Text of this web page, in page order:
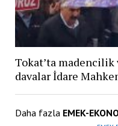
Tokat’ta
davalar İdare
Daha fazla EMEK-